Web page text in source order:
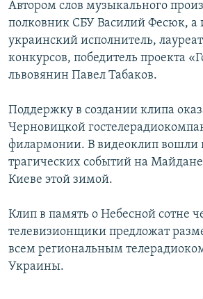
Автором слов музыкального
полковник СБУ Василий Фесюк, а
украинский исполнитель,
конкурсов, победитель проекта
львовянин Павел Табаков.
Поддержку в создании клипа
Черновицкой
филармонии. В видеоклип вошли
трагических событий на
Киеве этой зимой.
Клип в память о Небесной сотне
телевизионщики предложат
всем региональным
Украины.